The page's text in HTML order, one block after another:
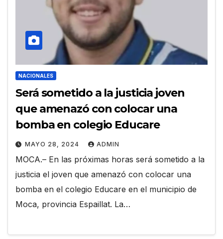
NACIONALES
Será sometido a la justicia joven
que amenazó con colocar una
bomba en colegio Educare
MAYO 28, 2024 ADMIN
MOCA.– En las próximas horas será sometido a la
justicia el joven que amenazó con colocar una
bomba en el colegio Educare en el municipio de
Moca, provincia Espaillat. La…